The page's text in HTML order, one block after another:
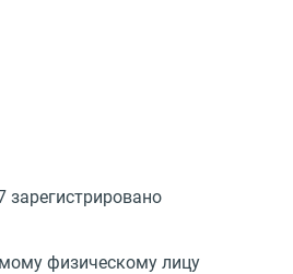
физическому лицу